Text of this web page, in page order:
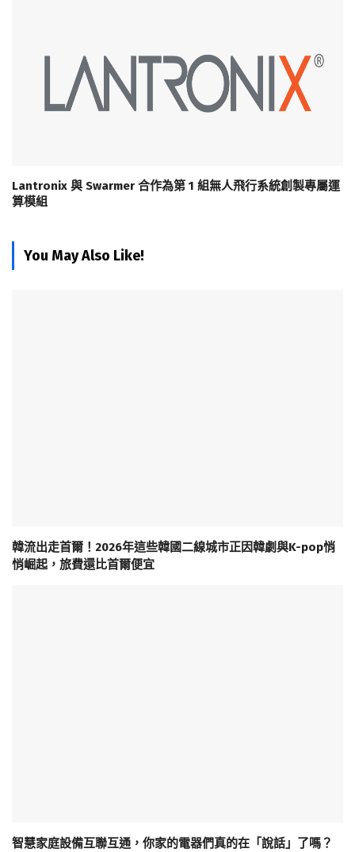
Lantronix 與 Swarmer 合作為第 1 組無人飛行系統創製專屬運
算模組
You May Also Like!
韓流出走首爾！2026年這些韓國二線城市正因韓劇與K-pop悄
悄崛起，旅費還比首爾便宜
智慧家庭設備互聯互通，你家的電器們真的在「說話」了嗎？